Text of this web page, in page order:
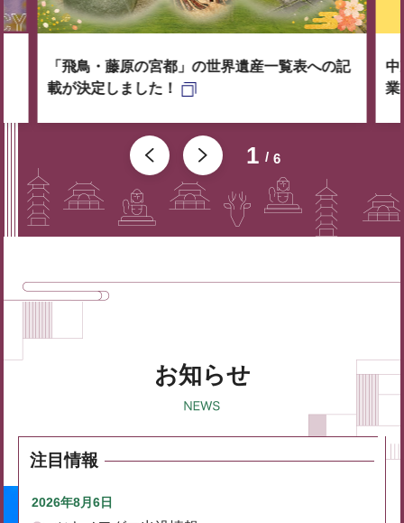
1 6
「飛鳥・藤原の宮都」の世界遺産一覧表への記
載が決定しました！
中
業
お知らせ
注目情報
2026年8月6日